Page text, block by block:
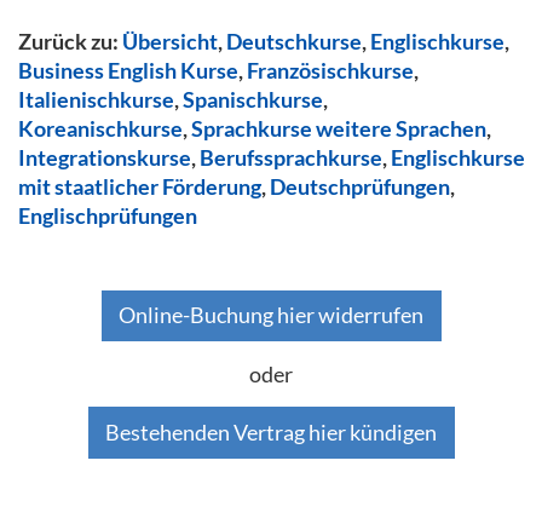
Zurück zu: Übersicht,Deutschkurse,Englischkurse,
Business English Kurse,Französischkurse,
Italienischkurse,Spanischkurse,
Koreanischkurse,Sprachkurse weitere Sprachen,
Integrationskurse,Berufssprachkurse,Englischkurse
mit staatlicher Förderung,Deutschprüfungen,
Englischprüfungen
Online-Buchung hier widerrufen
oder
Bestehenden Vertrag hier kündigen